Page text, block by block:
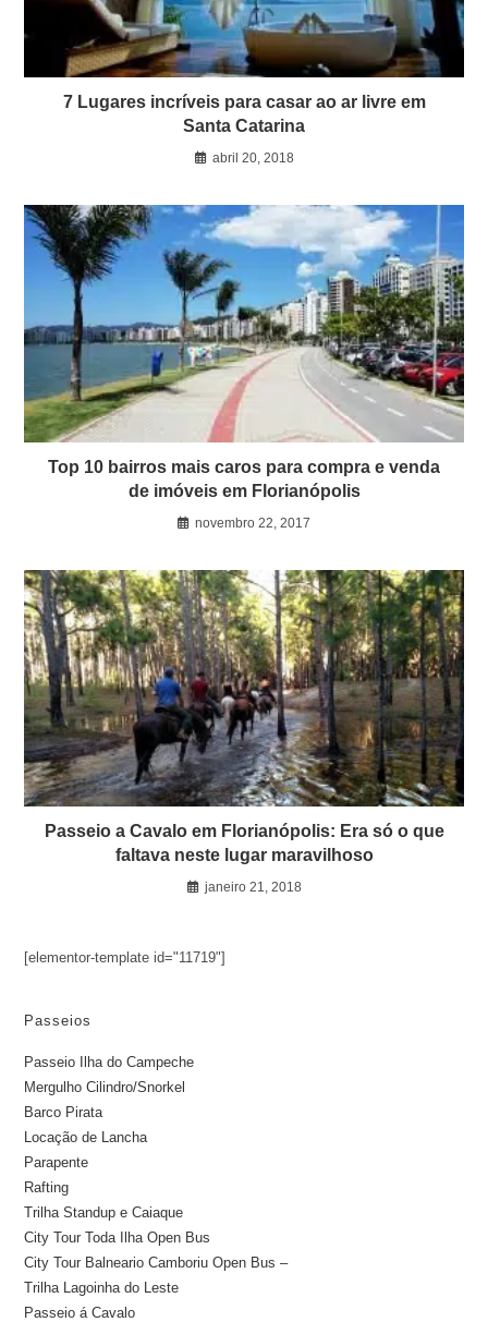
7 Lugares incríveis para casar ao ar livre em
Santa Catarina
abril 20, 2018
Top 10 bairros mais caros para compra e venda
de imóveis em Florianópolis
novembro 22, 2017
Passeio a Cavalo em Florianópolis: Era só o que
faltava neste lugar maravilhoso
janeiro 21, 2018
[elementor-template id="11719"]
Passeios
Passeio Ilha do Campeche
Mergulho Cilindro/Snorkel
Barco Pirata
Locação de Lancha
Parapente
Rafting
Trilha Standup e Caiaque
City Tour Toda Ilha Open Bus
City Tour Balneario Camboriu Open Bus –
Trilha Lagoinha do Leste
Passeio á Cavalo